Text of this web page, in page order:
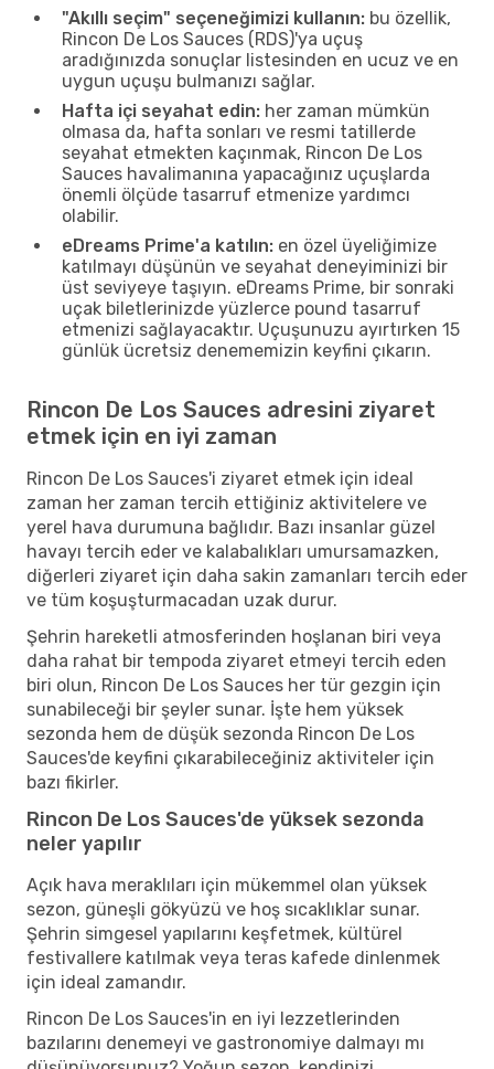
"Akıllı seçim" seçeneğimizi kullanın: bu özellik,
Rincon De Los Sauces (RDS)'ya uçuş
aradığınızda sonuçlar listesinden en ucuz ve en
uygun uçuşu bulmanızı sağlar.
Hafta içi seyahat edin: her zaman mümkün
olmasa da, hafta sonları ve resmi tatillerde
seyahat etmekten kaçınmak, Rincon De Los
Sauces havalimanına yapacağınız uçuşlarda
önemli ölçüde tasarruf etmenize yardımcı
olabilir.
eDreams Prime'a katılın: en özel üyeliğimize
katılmayı düşünün ve seyahat deneyiminizi bir
üst seviyeye taşıyın. eDreams Prime, bir sonraki
uçak biletlerinizde yüzlerce pound tasarruf
etmenizi sağlayacaktır. Uçuşunuzu ayırtırken 15
günlük ücretsiz denememizin keyfini çıkarın.
Rincon De Los Sauces adresini ziyaret
etmek için en iyi zaman
Rincon De Los Sauces'i ziyaret etmek için ideal
zaman her zaman tercih ettiğiniz aktivitelere ve
yerel hava durumuna bağlıdır. Bazı insanlar güzel
havayı tercih eder ve kalabalıkları umursamazken,
diğerleri ziyaret için daha sakin zamanları tercih eder
ve tüm koşuşturmacadan uzak durur.
Şehrin hareketli atmosferinden hoşlanan biri veya
daha rahat bir tempoda ziyaret etmeyi tercih eden
biri olun, Rincon De Los Sauces her tür gezgin için
sunabileceği bir şeyler sunar. İşte hem yüksek
sezonda hem de düşük sezonda Rincon De Los
Sauces'de keyfini çıkarabileceğiniz aktiviteler için
bazı fikirler.
Rincon De Los Sauces'de yüksek sezonda
neler yapılır
Açık hava meraklıları için mükemmel olan yüksek
sezon, güneşli gökyüzü ve hoş sıcaklıklar sunar.
Şehrin simgesel yapılarını keşfetmek, kültürel
festivallere katılmak veya teras kafede dinlenmek
için ideal zamandır.
Rincon De Los Sauces'in en iyi lezzetlerinden
bazılarını denemeyi ve gastronomiye dalmayı mı